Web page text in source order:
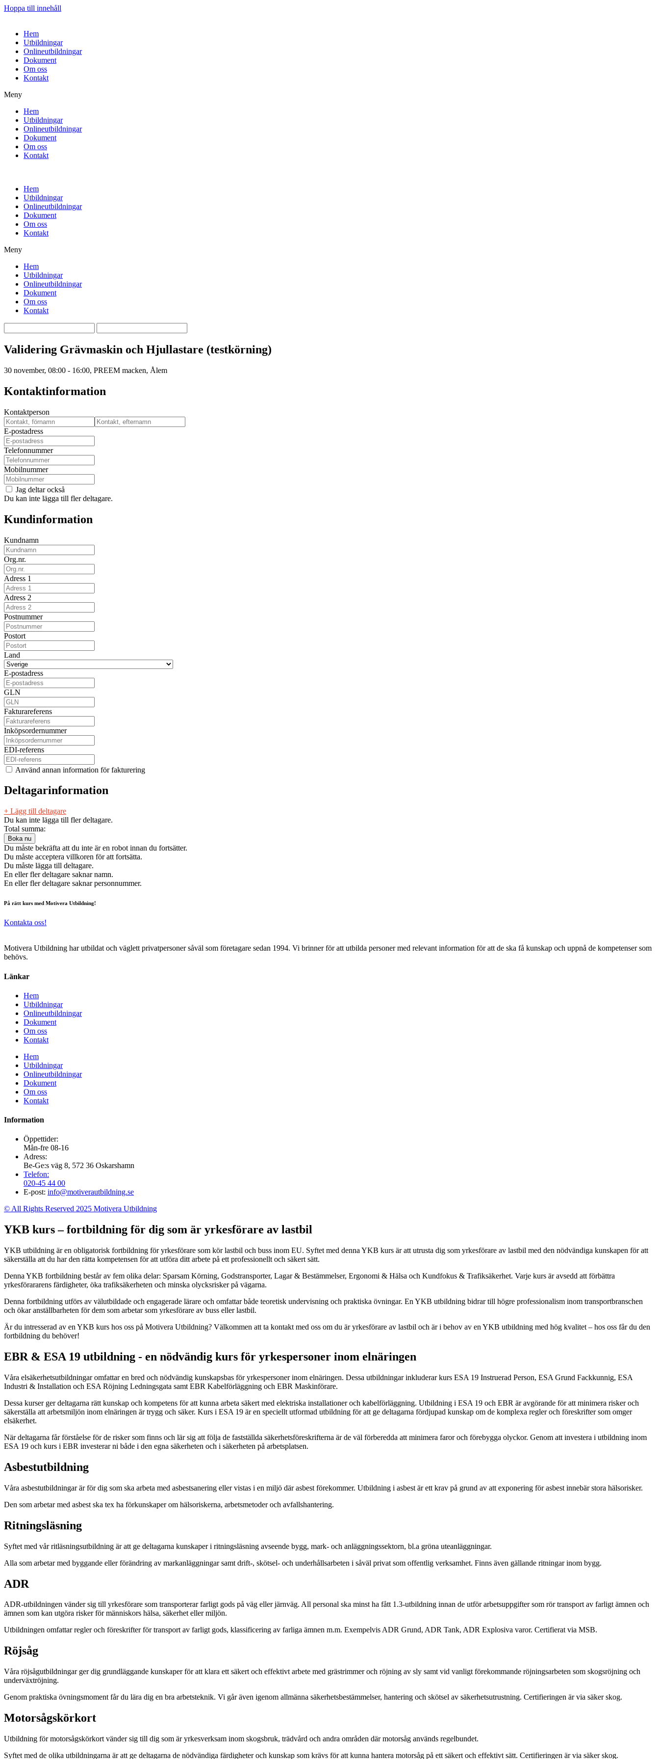
Hoppa till innehåll
Hem
Utbildningar
Onlineutbildningar
Dokument
Om oss
Kontakt
Meny
Hem
Utbildningar
Onlineutbildningar
Dokument
Om oss
Kontakt
Hem
Utbildningar
Onlineutbildningar
Dokument
Om oss
Kontakt
Meny
Hem
Utbildningar
Onlineutbildningar
Dokument
Om oss
Kontakt
Validering Grävmaskin och Hjullastare (testkörning)
30 november, 08:00 - 16:00, PREEM macken, Ålem
Kontaktinformation
Kontaktperson
E-postadress
Telefonnummer
Mobilnummer
Jag deltar också
Du kan inte lägga till fler deltagare.
Kundinformation
Kundnamn
Org.nr.
Adress 1
Adress 2
Postnummer
Postort
Land
E-postadress
GLN
Fakturareferens
Inköpsordernummer
EDI-referens
Använd annan information för fakturering
Deltagarinformation
+ Lägg till deltagare
Du kan inte lägga till fler deltagare.
Total summa:
Du måste bekräfta att du inte är en robot innan du fortsätter.
Du måste acceptera villkoren för att fortsätta.
Du måste lägga till deltagare.
En eller fler deltagare saknar namn.
En eller fler deltagare saknar personnummer.
På rätt kurs med Motivera Utbildning!
Kontakta oss!
Motivera Utbildning har utbildat och väglett privatpersoner såväl som företagare sedan 1994. Vi brinner för att utbilda personer med relevant information för att de ska få kunskap och uppnå de kompetenser som
behövs.
Länkar
Hem
Utbildningar
Onlineutbildningar
Dokument
Om oss
Kontakt
Hem
Utbildningar
Onlineutbildningar
Dokument
Om oss
Kontakt
Information
Öppettider:
Mån-fre 08-16
Adress:
Be-Ge:s väg 8, 572 36 Oskarshamn
Telefon:
020-45 44 00
E-post: info@motiverautbildning.se
© All Rights Reserved 2025 Motivera Utbildning
YKB kurs – fortbildning för dig som är yrkesförare av lastbil
YKB utbildning är en obligatorisk fortbildning för yrkesförare som kör lastbil och buss inom EU. Syftet med denna YKB kurs är att utrusta dig som yrkesförare av lastbil med den nödvändiga kunskapen för att
säkerställa att du har den rätta kompetensen för att utföra ditt arbete på ett professionellt och säkert sätt.
Denna YKB fortbildning består av fem olika delar: Sparsam Körning, Godstransporter, Lagar & Bestämmelser, Ergonomi & Hälsa och Kundfokus & Trafiksäkerhet. Varje kurs är avsedd att förbättra
yrkesförararens färdigheter, öka trafiksäkerheten och minska olycksrisker på vägarna.
Denna fortbildning utförs av välutbildade och engagerade lärare och omfattar både teoretisk undervisning och praktiska övningar. En YKB utbildning bidrar till högre professionalism inom transportbranschen
och ökar anställbarheten för dem som arbetar som yrkesförare av buss eller lastbil.
Är du intresserad av en YKB kurs hos oss på Motivera Utbildning? Välkommen att ta kontakt med oss om du är yrkesförare av lastbil och är i behov av en YKB utbildning med hög kvalitet – hos oss får du den
fortbildning du behöver!
EBR & ESA 19 utbildning - en nödvändig kurs för yrkespersoner inom elnäringen
Våra elsäkerhetsutbildningar omfattar en bred och nödvändig kunskapsbas för yrkespersoner inom elnäringen. Dessa utbildningar inkluderar kurs ESA 19 Instruerad Person, ESA Grund Fackkunnig, ESA
Industri & Installation och ESA Röjning Ledningsgata samt EBR Kabelförläggning och EBR Maskinförare.
Dessa kurser ger deltagarna rätt kunskap och kompetens för att kunna arbeta säkert med elektriska installationer och kabelförläggning. Utbildning i ESA 19 och EBR är avgörande för att minimera risker och
säkerställa att arbetsmiljön inom elnäringen är trygg och säker. Kurs i ESA 19 är en speciellt utformad utbildning för att ge deltagarna fördjupad kunskap om de komplexa regler och föreskrifter som omger
elsäkerhet.
När deltagarna får förståelse för de risker som finns och lär sig att följa de fastställda säkerhetsföreskrifterna är de väl förberedda att minimera faror och förebygga olyckor. Genom att investera i utbildning inom
ESA 19 och kurs i EBR investerar ni både i den egna säkerheten och i säkerheten på arbetsplatsen.
Asbestutbildning
Våra asbestutbildningar är för dig som ska arbeta med asbestsanering eller vistas i en miljö där asbest förekommer. Utbildning i asbest är ett krav på grund av att exponering för asbest innebär stora hälsorisker.
Den som arbetar med asbest ska tex ha förkunskaper om hälsoriskerna, arbetsmetoder och avfallshantering.
Ritningsläsning
Syftet med vår ritläsningsutbildning är att ge deltagarna kunskaper i ritningsläsning avseende bygg, mark- och anläggningssektorn, bl.a gröna uteanläggningar.
Alla som arbetar med byggande eller förändring av markanläggningar samt drift-, skötsel- och underhållsarbeten i såväl privat som offentlig verksamhet. Finns även gällande ritningar inom bygg.
ADR
ADR-utbildningen vänder sig till yrkesförare som transporterar farligt gods på väg eller järnväg. All personal ska minst ha fått 1.3-utbildning innan de utför arbetsuppgifter som rör transport av farligt ämnen och
ämnen som kan utgöra risker för människors hälsa, säkerhet eller miljön.
Utbildningen omfattar regler och föreskrifter för transport av farligt gods, klassificering av farliga ämnen m.m. Exempelvis ADR Grund, ADR Tank, ADR Explosiva varor. Certifierat via MSB.
Röjsåg
Våra röjsågutbildningar ger dig grundläggande kunskaper för att klara ett säkert och effektivt arbete med grästrimmer och röjning av sly samt vid vanligt förekommande röjningsarbeten som skogsröjning och
underväxtröjning.
Genom praktiska övningsmoment får du lära dig en bra arbetsteknik. Vi går även igenom allmänna säkerhetsbestämmelser, hantering och skötsel av säkerhetsutrustning. Certifieringen är via säker skog.
Motorsågskörkort
Utbildning för motorsågskörkort vänder sig till dig som är yrkesverksam inom skogsbruk, trädvård och andra områden där motorsåg används regelbundet.
Syftet med de olika utbildningarna är att ge deltagarna de nödvändiga färdigheter och kunskap som krävs för att kunna hantera motorsåg på ett säkert och effektivt sätt. Certifieringen är via säker skog.